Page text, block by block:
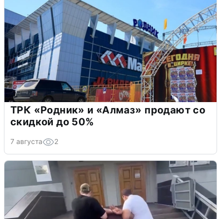
ТРК «Родник» и «Алмаз» продают со
скидкой до 50%
7 августа 2